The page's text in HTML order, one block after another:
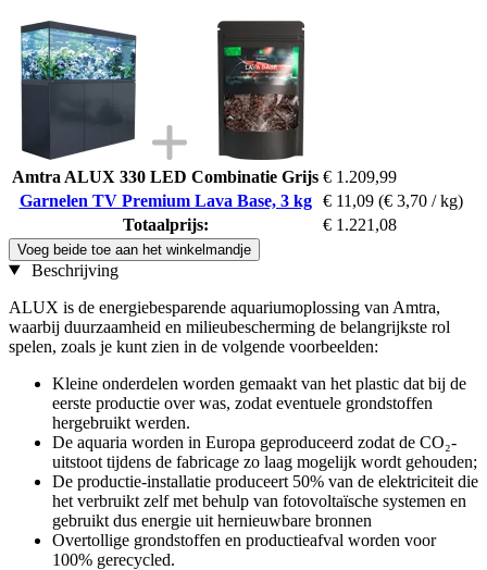
Amtra ALUX 330 LED Combinatie Grijs € 1.209,99
Garnelen TV Premium Lava Base, 3 kg
€ 11,09 (€ 3,70 / kg)
Totaalprijs:
€ 1.221,08
Voeg beide toe aan het winkelmandje
Beschrijving
ALUX is de energiebesparende aquariumoplossing van Amtra,
waarbij duurzaamheid en milieubescherming de belangrijkste rol
spelen, zoals je kunt zien in de volgende voorbeelden:
Kleine onderdelen worden gemaakt van het plastic dat bij de
eerste productie over was, zodat eventuele grondstoffen
hergebruikt werden.
De aquaria worden in Europa geproduceerd zodat de CO₂-
uitstoot tijdens de fabricage zo laag mogelijk wordt gehouden;
De productie-installatie produceert 50% van de elektriciteit die
het verbruikt zelf met behulp van fotovoltaïsche systemen en
gebruikt dus energie uit hernieuwbare bronnen
Overtollige grondstoffen en productieafval worden voor
100% gerecycled.